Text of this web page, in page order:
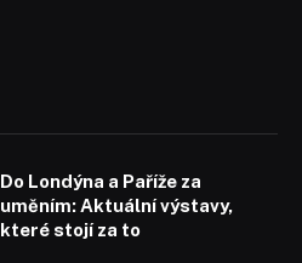
Do Londýna a Paříže za
uměním: Aktuální výstavy,
které stojí za to